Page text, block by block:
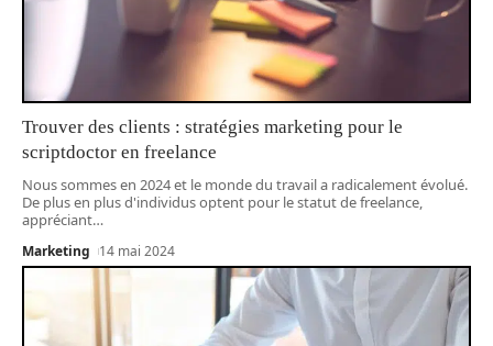
Trouver des clients : stratégies marketing pour le
scriptdoctor en freelance
Nous sommes en 2024 et le monde du travail a radicalement évolué.
De plus en plus d'individus optent pour le statut de freelance,
appréciant…
Marketing 14 mai 2024